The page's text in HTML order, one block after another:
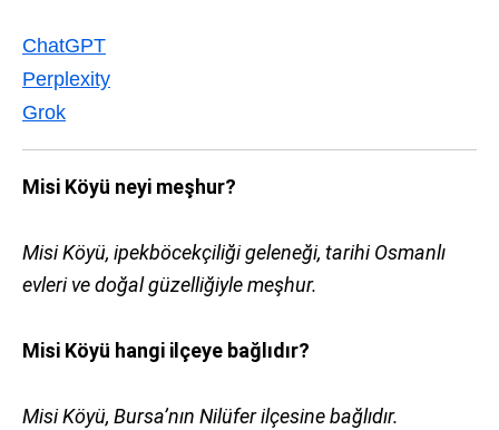
ChatGPT
Perplexity
Grok
Misi Köyü neyi meşhur?
Misi Köyü, ipekböcekçiliği geleneği, tarihi Osmanlı
evleri ve doğal güzelliğiyle meşhur.
Misi Köyü hangi ilçeye bağlıdır?
Misi Köyü, Bursa’nın Nilüfer ilçesine bağlıdır.